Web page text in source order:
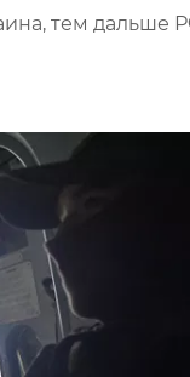
тем дальше